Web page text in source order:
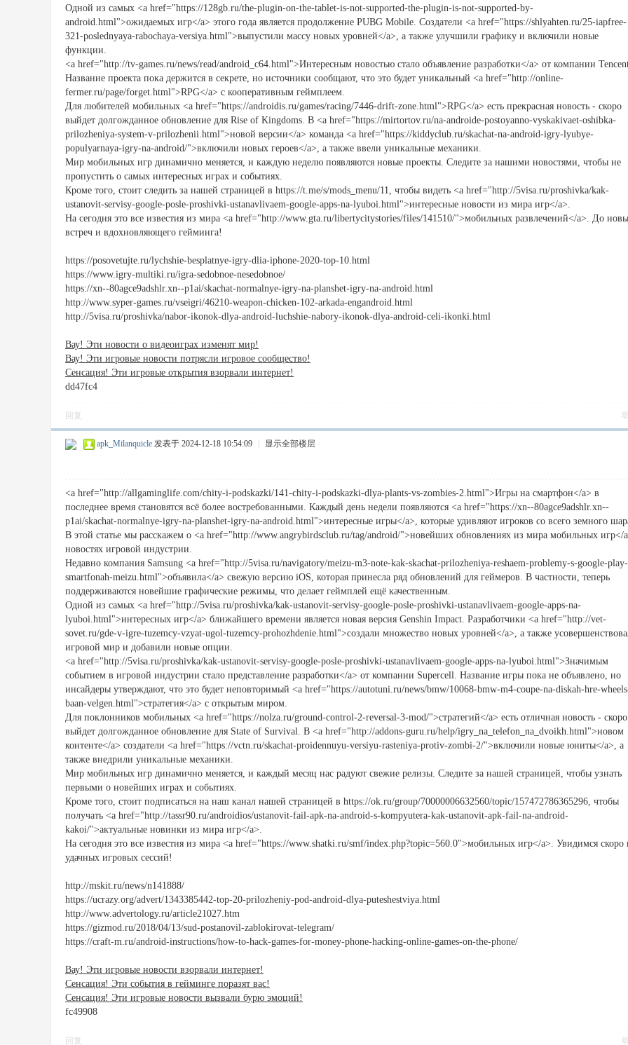
Одной из самых <a href="https://128gb.ru/the-plugin-on-the-tablet-is-not-supported-the-plugin-is-not-supported-by-
android.html">ожидаемых игр</a> этого года является продолжение PUBG Mobile. Создатели <a href="https://shlyahten.ru/25-iapfree-
321-poslednyaya-rabochaya-versiya.html">выпустили массу новых уровней</a>, а также улучшили графику и включили новые
функции.
<a href="http://tv-games.ru/news/read/android_c64.html">Интересным новостью стало объявление разработки</a> от компании
Название проекта пока держится в секрете, но источники сообщают, что это будет уникальный <a href="http://online-
fermer.ru/page/forget.html">RPG</a> с кооперативным геймплеем.
Для любителей мобильных <a href="https://androidis.ru/games/racing/7446-drift-zone.html">RPG</a> есть прекрасная новость - скоро
выйдет долгожданное обновление для Rise of Kingdoms. В <a href="https://mirtortov.ru/na-androide-postoyanno-vyskakivaet-oshibka-
prilozheniya-system-v-prilozhenii.html">новой версии</a> команда <a href="https://kiddyclub.ru/skachat-na-android-igry-lyubye-
populyarnaya-igry-na-android/">включили новых героев</a>, а также ввели уникальные механики.
Мир мобильных игр динамично меняется, и каждую неделю появляются новые проекты. Следите за нашими новостями, чтобы не
пропустить о самых интересных играх и событиях.
Кроме того, стоит следить за нашей страницей в https://t.me/s/mods_menu/11, чтобы видеть <a href="http://5visa.ru/proshivka/kak-
ustanovit-servisy-google-posle-proshivki-ustanavlivaem-google-apps-na-lyuboi.html">интересные новости из мира игр</a>.
На сегодня это все известия из мира <a href="http://www.gta.ru/libertycitystories/files/141510/">мобильных развлечений</a>. До
встреч и вдохновляющего гейминга!
https://posovetujte.ru/lychshie-besplatnye-igry-dlia-iphone-2020-top-10.html
https://www.igry-multiki.ru/igra-sedobnoe-nesedobnoe/
https://xn--80agce9adshlr.xn--p1ai/skachat-normalnye-igry-na-planshet-igry-na-android.html
http://www.syper-games.ru/vseigri/46210-weapon-chicken-102-arkada-engandroid.html
http://5visa.ru/proshivka/nabor-ikonok-dlya-android-luchshie-nabory-ikonok-dlya-android-celi-ikonki.html
Вау! Эти новости о видеоиграх изменят мир!
Вау! Эти игровые новости потрясли игровое сообщество!
Сенсация! Эти игровые открытия взорвали интернет!
dd47fc4
回复
apk_Milanquicle 发表于 2024-12-18 10:54:09 显示全部楼层
<a href="http://allgaminglife.com/chity-i-podskazki/141-chity-i-podskazki-dlya-plants-vs-zombies-2.html">Игры на смартфон</a> в
последнее время становятся всё более востребованными. Каждый день недели появляются <a href="https://xn--80agce9adshlr.xn--
p1ai/skachat-normalnye-igry-na-planshet-igry-na-android.html">интересные игры</a>, которые удивляют игроков со всего земного
В этой статье мы расскажем о <a href="http://www.angrybirdsclub.ru/tag/android/">новейших обновлениях из мира мобильных игр</
новостях игровой индустрии.
Недавно компания Samsung <a href="http://5visa.ru/navigatory/meizu-m3-note-kak-skachat-prilozheniya-reshaem-problemy-s-google-
smartfonah-meizu.html">объявила</a> свежую версию iOS, которая принесла ряд обновлений для геймеров. В частности, теперь
поддерживаются новейшие графические режимы, что делает геймплей ещё качественным.
Одной из самых <a href="http://5visa.ru/proshivka/kak-ustanovit-servisy-google-posle-proshivki-ustanavlivaem-google-apps-na-
lyuboi.html">интересных игр</a> ближайшего времени является новая версия Genshin Impact. Разработчики <a href="http://vet-
sovet.ru/gde-v-igre-tuzemcy-vzyat-ugol-tuzemcy-prohozhdenie.html">создали множество новых уровней</a>, а также
игровой мир и добавили новые опции.
<a href="http://5visa.ru/proshivka/kak-ustanovit-servisy-google-posle-proshivki-ustanavlivaem-google-apps-na-lyuboi.html">Значимым
событием в игровой индустрии стало представление разработки</a> от компании Supercell. Название игры пока не объявлено, но
инсайдеры утверждают, что это будет неповторимый <a href="https://autotuni.ru/news/bmw/10068-bmw-m4-coupe-na-diskah-hre-
baan-velgen.html">стратегия</a> с открытым миром.
Для поклонников мобильных <a href="https://nolza.ru/ground-control-2-reversal-3-mod/">стратегий</a> есть отличная новость - скоро
выйдет долгожданное обновление для State of Survival. В <a href="http://addons-guru.ru/help/igry_na_telefon_na_dvoikh.html">новом
контенте</a> создатели <a href="https://vctn.ru/skachat-proidennuyu-versiyu-rasteniya-protiv-zombi-2/">включили новые юниты</a>, а
также внедрили уникальные механики.
Мир мобильных игр динамично меняется, и каждый месяц нас радуют свежие релизы. Следите за нашей страницей, чтобы узнать
первыми о новейших играх и событиях.
Кроме того, стоит подписаться на наш канал нашей страницей в https://ok.ru/group/70000006632560/topic/157472786365296, чтобы
получать <a href="http://tassr90.ru/androidios/ustanovit-fail-apk-na-android-s-kompyutera-kak-ustanovit-apk-fail-na-android-
kakoi/">актуальные новинки из мира игр</a>.
На сегодня это все известия из мира <a href="https://www.shatki.ru/smf/index.php?topic=560.0">мобильных игр</a>. Увидимся скоро
удачных игровых сессий!
http://mskit.ru/news/n141888/
https://ucrazy.org/advert/1343385442-top-20-prilozheniy-pod-android-dlya-puteshestviya.html
http://www.advertology.ru/article21027.htm
https://gizmod.ru/2018/04/13/sud-postanovil-zablokirovat-telegram/
https://craft-m.ru/android-instructions/how-to-hack-games-for-money-phone-hacking-online-games-on-the-phone/
Вау! Эти игровые новости взорвали интернет!
Сенсация! Эти события в гейминге поразят вас!
Сенсация! Эти игровые новости вызвали бурю эмоций!
fc49908
回复